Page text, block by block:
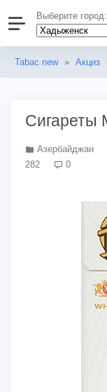
Выберите город:
Tabac new » Акциз
Сигареты
Азербайджан
282
0